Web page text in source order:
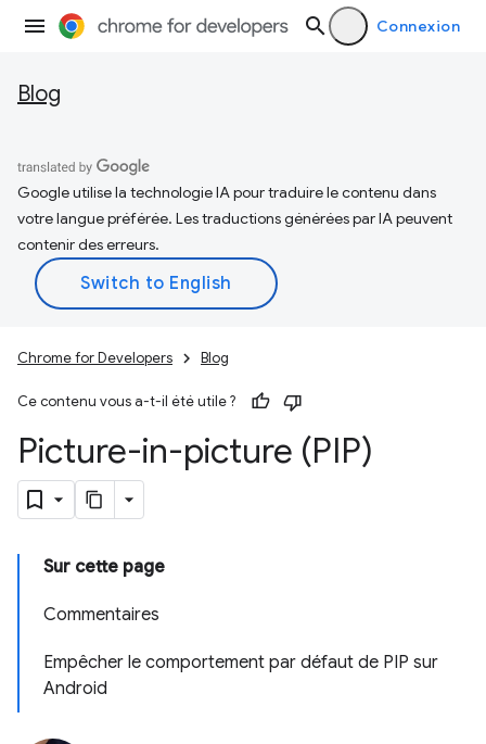
Connexion
Blog
Google utilise la technologie IA pour traduire le contenu dans
votre langue préférée. Les traductions générées par IA peuvent
contenir des erreurs.
Chrome for Developers Blog
Ce contenu vous a-t-il été utile ?
Picture-in-picture (PIP)
Sur cette page
Commentaires
Empêcher le comportement par défaut de PIP sur
Android